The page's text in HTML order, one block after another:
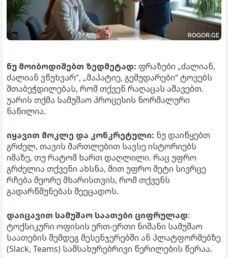
ნუ მოიბოდიშებთ ზედმეტად: ფრაზები „ძალიან,
ძალიან ვწუხვარ“, „მაპატიე, გემუდარები“ ტოვებს
შთაბეჭდილებას, რომ თქვენ რაღაცას აშავებთ.
უარის თქმა სამუშაო პროცესის ნორმალური
ნაწილია.
იყავით მოკლე და კონკრეტული: ნუ დაიწყებთ
გრძელ, თავის მართლებით სავსე ისტორიებს
იმაზე, თუ რატომ ხართ დაღლილი. რაც უფრო
გრძელია თქვენი ახსნა, მით უფრო მეტი სივრცე
რჩება მეორე მხარისთვის, რომ თქვენს
გადარწმუნებას შეეცადოს.
დაიცავით სამუშაო საათები ციფრულად:
ტოქსიკური ოფისის ერთ-ერთი ნიშანი სამუშაო
საათების შემდეგ მესენჯერებში ან პლატფორმებზე
(Slack, Teams) სამსახურებრივი წერილების წერაა.